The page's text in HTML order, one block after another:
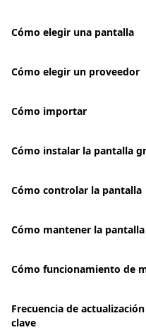
Cómo elegir una pantalla
Cómo elegir un proveedor
Cómo importar
Cómo instalar la pantalla
Cómo controlar la pantalla
Cómo mantener la pantalla
Cómo funcionamiento de
Frecuencia de
clave